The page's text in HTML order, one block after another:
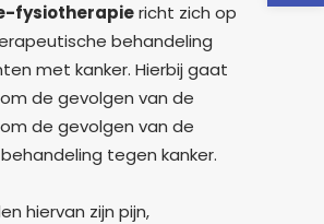
fysiotherapiericht zich op
behandeling
met kanker. Hierbij gaat
de gevolgen van de
de gevolgen van de
tegen kanker.
hiervan zijn pijn,